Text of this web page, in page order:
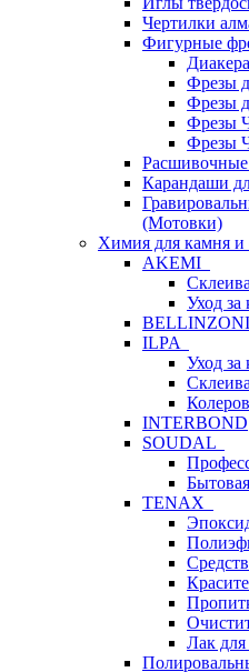
Чертилки
Фигурные
Фрезы
Фрезы
Фрезы
Фрезы
Карандаши
(Мотовки)
Химия для камня и
AKEMI
Уход за
BELLINZONI
ILPA
Уход
INTERBOND
SOUDAL
TENAX
Лак